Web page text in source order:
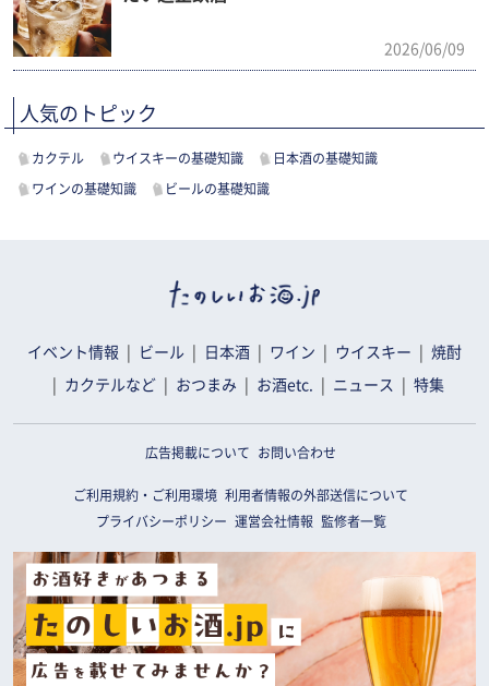
2026/06/09
人気のトピック
カクテル ウイスキーの基礎知識 日本酒の基礎知識
ワインの基礎知識 ビールの基礎知識
イベント情報 ビール 日本酒 ワイン ウイスキー 焼酎
カクテルなど おつまみ お酒etc. ニュース 特集
広告掲載について お問い合わせ
ご利用規約・ご利用環境 利用者情報の外部送信について
プライバシーポリシー
運営会社情報 監修者一覧